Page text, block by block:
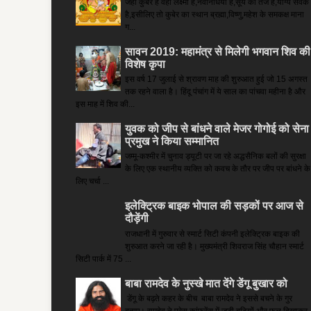
जहां कुबेर है­ वहां लक्ष्मी है,नवनिधियां हैं,सूर्य का तेज है,योग्य सेवक
है,इसीलिए तो कुबेर का स्थान ब्रह्मा,विष्णु,महेश के समकक्ष माना
ग...
सावन 2019: महामंत्र से मिलेगी भगवान शिव की
विशेष कृपा
इस वर्ष 17 जुलाई से श्रावण माह की शुरुआत हुई जो 15 अगस्त
तक रहने वाला है। हिंदू पंचांग में ये साल का पांचवा महीना है और
इस माह में शिव की...
युवक को जीप से बांधने वाले मेजर गोगोई को सेना
प्रमुख ने किया सम्‍मानित
जम्मू-कश्मीर में चुनाव ड्यूटी पर जा रहे अद्धसैनिक बलों की सुरक्षा
के लिए एक स्थानीय व्यक्ति को कवच के तौर पर जीप पर बांधने के
लिए चर्चा ...
इलेक्ट्रिक बाइक भोपाल की सड़कों पर आज से
दौड़ेंगी
राजधानी में गुरुवार से स्मार्ट सिटी कंपनी इलेक्ट्रिक बाइक की
शुरुआत करने जा रही है। मुख्यमंत्री शिवराज सिंह चौहान स्मार्ट
सिटी पार्क में 75 ...
बाबा रामदेव के नुस्खे मात देंगे डेंगू बुखार को
डेंगू के बढ़ते कहर के बीच बाबा रामदेव ने इससे बचने के गुर